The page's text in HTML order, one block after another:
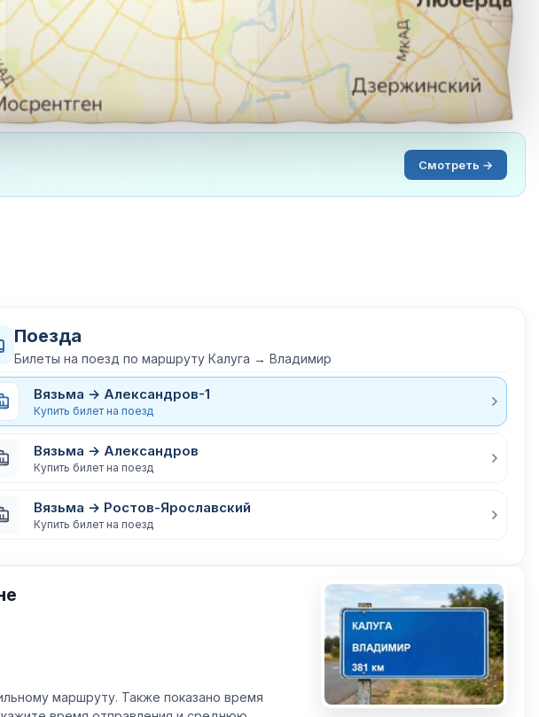
Смотреть →
Поезда
Билеты на поезд по маршруту Калуга → Владимир
Вязьма → Александров-1
Купить билет на поезд
Вязьма → Александров
Купить билет на поезд
Вязьма → Ростов-Ярославский
Купить билет на поезд
маршруту. Также показано время